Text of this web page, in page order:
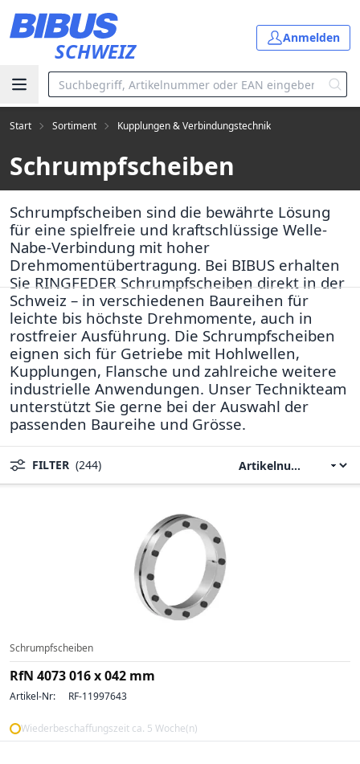
SCHWEIZ
Anmelden
Start Sortiment Kupplungen & Verbindungstechnik
Schrumpfscheiben
Schrumpfscheiben sind die bewährte Lösung
für eine spielfreie und kraftschlüssige Welle-
Nabe-Verbindung mit hoher
Drehmomentübertragung. Bei BIBUS erhalten
Sie RINGFEDER Schrumpfscheiben direkt in der
Schweiz – in verschiedenen Baureihen für
leichte bis höchste Drehmomente, auch in
rostfreier Ausführung. Die Schrumpfscheiben
eignen sich für Getriebe mit Hohlwellen,
Kupplungen, Flansche und zahlreiche weitere
industrielle Anwendungen. Unser Technikteam
unterstützt Sie gerne bei der Auswahl der
passenden Baureihe und Grösse.
FILTER (244)
Schrumpfscheiben
RfN 4073 016 x 042 mm
Artikel-Nr: RF-11997643
Wiederbeschaffungszeit ca. 5 Woche(n)